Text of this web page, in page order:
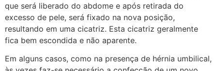
que será liberado do abdome e após retirada do
excesso de pele, será fixado na nova posição,
resultando em uma cicatriz. Esta cicatriz geralmente
fica bem escondida e não aparente.
Em alguns casos, como na presença de hérnia umbilical,